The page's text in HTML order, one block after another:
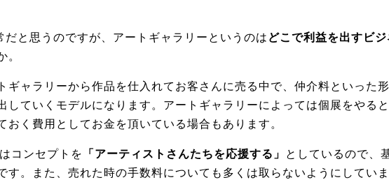
と思うのですが、アートギャラリーというのは どこで利益を出すビ
。
ギャラリーから作品を仕入れてお客さんに売る中で、仲介料といった
していくモデルになります。アートギャラリーによっては個展をやる
おく費用としてお金を頂いている場合もあります。
コンセプトを 「アーティストさんたちを応援する」 としているので、
す。また、売れた時の手数料についても多くは取らないようにしていま